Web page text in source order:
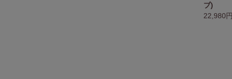
ブ)
22,980円